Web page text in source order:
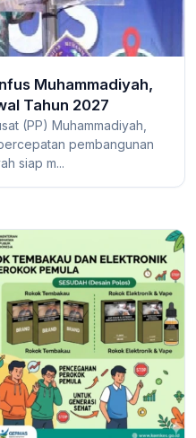
Muhammadiyah,
Tahun 2027
(PP) Muhammadiyah,
pembangunan
siap m...